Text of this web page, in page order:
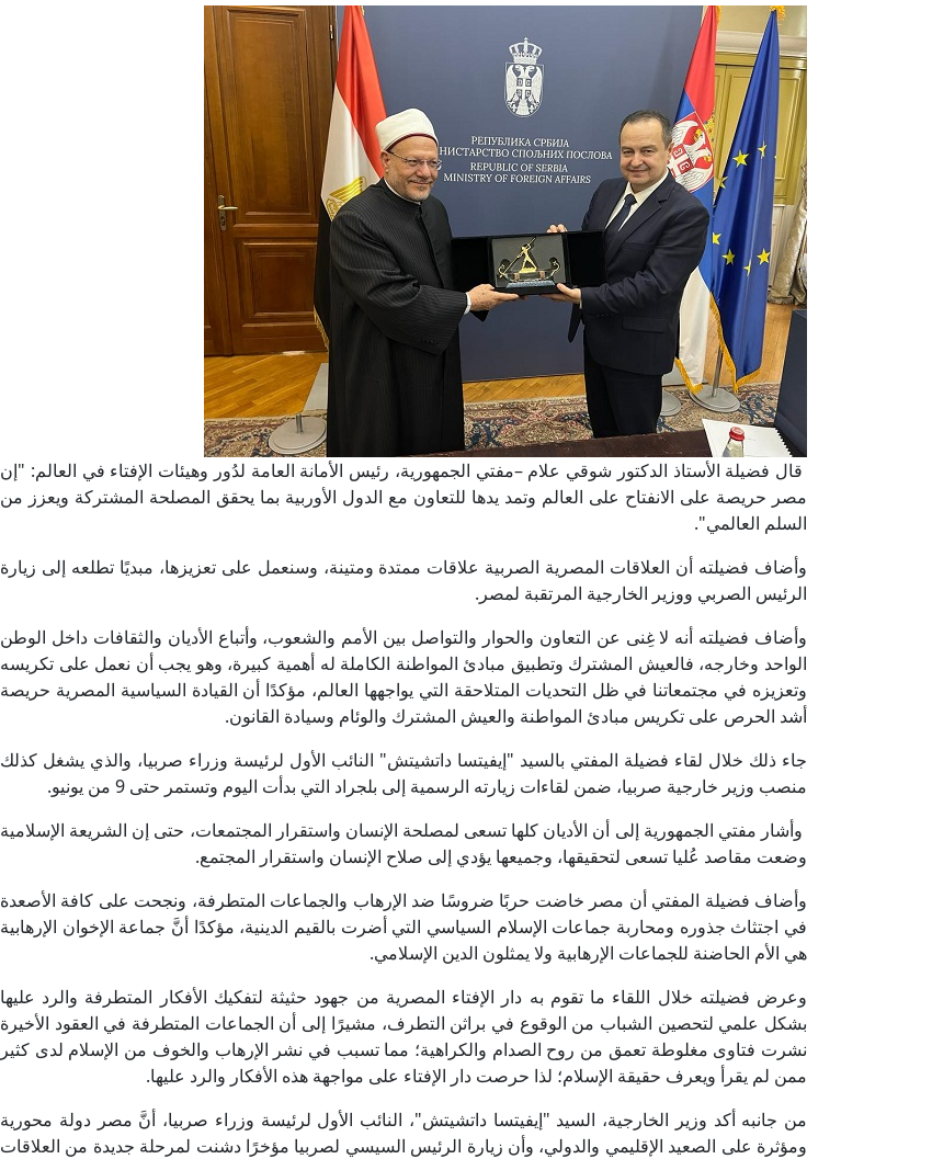
قال فضيلة الأستاذ الدكتور شوقي علام –مفتي الجمهورية، رئيس الأمانة العامة لدُور وهيئات الإفتاء في العالم: "إن
مصر حريصة على الانفتاح على العالم وتمد يدها للتعاون مع الدول الأوربية بما يحقق المصلحة المشتركة ويعزز من
السلم العالمي".
وأضاف فضيلته أن العلاقات المصرية الصربية علاقات ممتدة ومتينة، وسنعمل على تعزيزها، مبديًا تطلعه إلى زيارة
الرئيس الصربي ووزير الخارجية المرتقبة لمصر.
وأضاف فضيلته أنه لا غِنى عن التعاون والحوار والتواصل بين الأمم والشعوب، وأتباع الأديان والثقافات داخل الوطن
الواحد وخارجه، فالعيش المشترك وتطبيق مبادئ المواطنة الكاملة له أهمية كبيرة، وهو يجب أن نعمل على تكريسه
وتعزيزه في مجتمعاتنا في ظل التحديات المتلاحقة التي يواجهها العالم، مؤكدًا أن القيادة السياسية المصرية حريصة
أشد الحرص على تكريس مبادئ المواطنة والعيش المشترك والوئام وسيادة القانون.
جاء ذلك خلال لقاء فضيلة المفتي بالسيد "إيفيتسا داتشيتش" النائب الأول لرئيسة وزراء صربيا، والذي يشغل كذلك
منصب وزير خارجية صربيا، ضمن لقاءات زيارته الرسمية إلى بلجراد التي بدأت اليوم وتستمر حتى 9 من يونيو.
وأشار مفتي الجمهورية إلى أن الأديان كلها تسعى لمصلحة الإنسان واستقرار المجتمعات، حتى إن الشريعة الإسلامية
وضعت مقاصد عُليا تسعى لتحقيقها، وجميعها يؤدي إلى صلاح الإنسان واستقرار المجتمع.
وأضاف فضيلة المفتي أن مصر خاضت حربًا ضروسًا ضد الإرهاب والجماعات المتطرفة، ونجحت على كافة الأصعدة
في اجتثاث جذوره ومحاربة جماعات الإسلام السياسي التي أضرت بالقيم الدينية، مؤكدًا أنَّ جماعة الإخوان الإرهابية
هي الأم الحاضنة للجماعات الإرهابية ولا يمثلون الدين الإسلامي.
وعرض فضيلته خلال اللقاء ما تقوم به دار الإفتاء المصرية من جهود حثيثة لتفكيك الأفكار المتطرفة والرد عليها
بشكل علمي لتحصين الشباب من الوقوع في براثن التطرف، مشيرًا إلى أن الجماعات المتطرفة في العقود الأخيرة
نشرت فتاوى مغلوطة تعمق من روح الصدام والكراهية؛ مما تسبب في نشر الإرهاب والخوف من الإسلام لدى كثير
ممن لم يقرأ ويعرف حقيقة الإسلام؛ لذا حرصت دار الإفتاء على مواجهة هذه الأفكار والرد عليها.
من جانبه أكد وزير الخارجية، السيد "إيفيتسا داتشيتش"، النائب الأول لرئيسة وزراء صربيا، أنَّ مصر دولة محورية
ومؤثرة على الصعيد الإقليمي والدولي، وأن زيارة الرئيس السيسي لصربيا مؤخرًا دشنت لمرحلة جديدة من العلاقات